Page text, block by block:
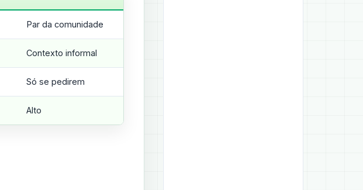
Par da comunidade
Contexto informal
Só se pedirem
Alto